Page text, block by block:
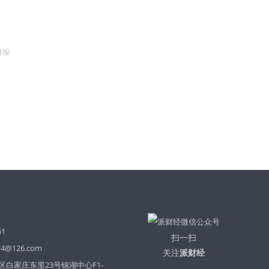
报
白家庄东里23号锦湖中心F1-
扫一扫
关注派财经